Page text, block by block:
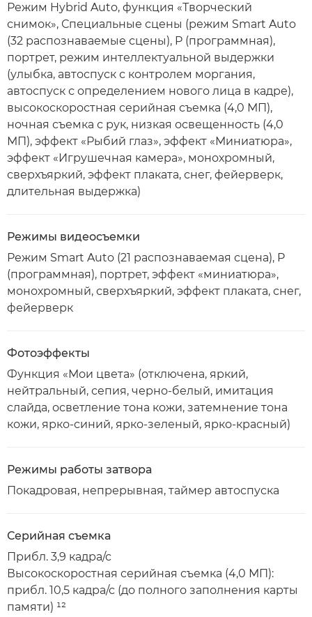
Режим Hybrid Auto, функция «Творческий
снимок», Специальные сцены (режим Smart Auto
(32 распознаваемые сцены), P (программная),
портрет, режим интеллектуальной выдержки
(улыбка, автоспуск с контролем моргания,
автоспуск с определением нового лица в кадре),
высокоскоростная серийная съемка (4,0 МП),
ночная съемка с рук, низкая освещенность (4,0
МП), эффект «Рыбий глаз», эффект «Миниатюра»,
эффект «Игрушечная камера», монохромный,
сверхъяркий, эффект плаката, снег, фейерверк,
длительная выдержка)
Режимы видеосъемки
Режим Smart Auto (21 распознаваемая сцена), P
(программная), портрет, эффект «миниатюра»,
монохромный, сверхъяркий, эффект плаката, снег,
фейерверк
Фотоэффекты
Функция «Мои цвета» (отключена, яркий,
нейтральный, сепия, черно-белый, имитация
слайда, осветление тона кожи, затемнение тона
кожи, ярко-синий, ярко-зеленый, ярко-красный)
Режимы работы затвора
Покадровая, непрерывная, таймер автоспуска
Серийная съемка
Прибл. 3,9 кадра/с
Высокоскоростная серийная съемка (4,0 МП):
прибл. 10,5 кадра/с (до полного заполнения карты
памяти) ¹²